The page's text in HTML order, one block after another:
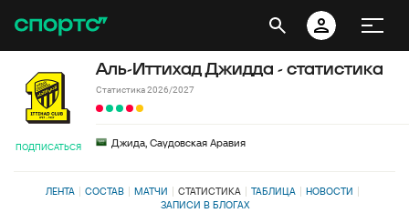
ПОДПИСАТЬСЯ
Аль-Иттихад Джидда - статистика
Статистика 2026/2027
Джида, Саудовская Аравия
ЛЕНТА СОСТАВ МАТЧИ СТАТИСТИКА ТАБЛИЦА
НОВОСТИ
ЗАПИСИ В БЛОГАХ